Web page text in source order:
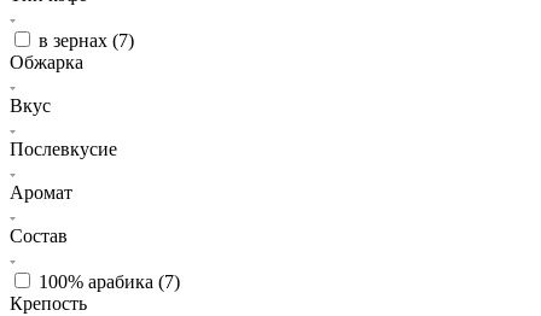
в зернах (7)
Обжарка
Вкус
Послевкусие
Аромат
Состав
100% арабика (7)
Крепость